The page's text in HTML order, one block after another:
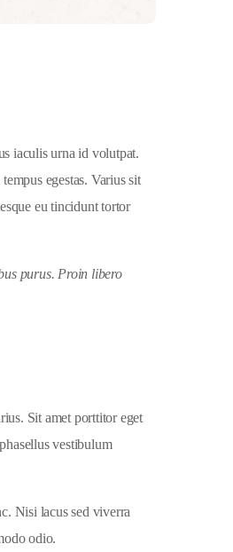
iaculis urna id volutpat.
egestas. Varius sit
eu tincidunt tortor
purus. Proin libero
Sit amet porttitor eget
vestibulum
Nisi lacus sed viverra
odio.